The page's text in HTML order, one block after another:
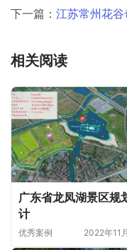
下一篇： 江苏常州花
相关阅读
广东省龙凤湖景区规
计
优秀案例 2022年11